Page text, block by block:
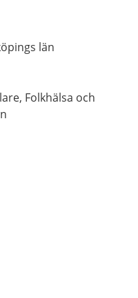
län
Folkhälsa och